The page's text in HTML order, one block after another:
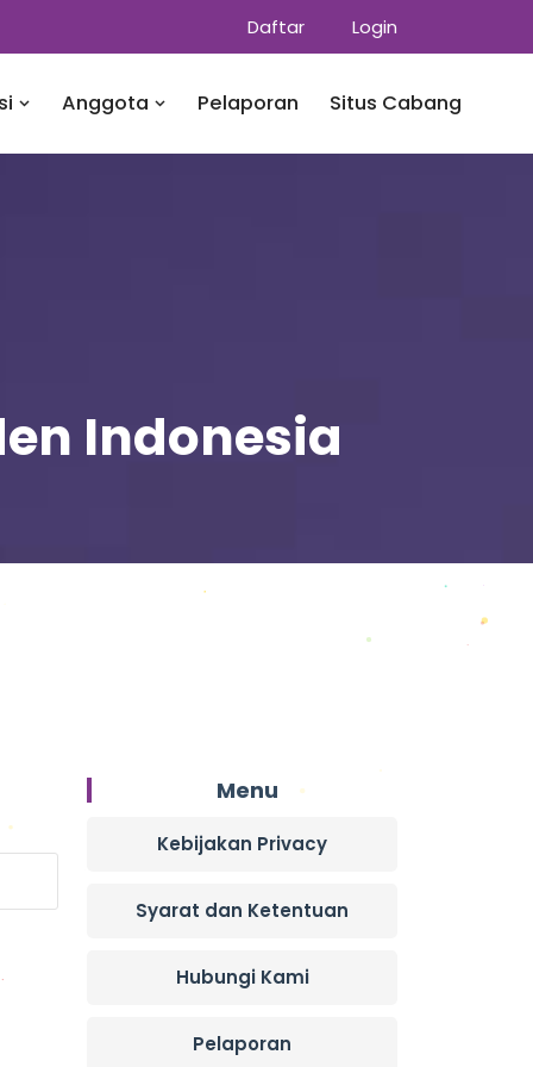
Daftar Login
Anggota Pelaporan Situs Cabang
Indonesia
Menu
Kebijakan Privacy
Syarat dan Ketentuan
Hubungi Kami
Pelaporan